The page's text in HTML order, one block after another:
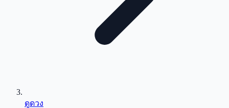
ดูดวง